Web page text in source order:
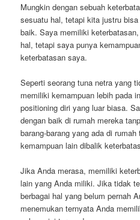
Mungkin dengan sebuah
sesuatu hal, tetapi kita justru
baik. Saya memiliki
hal, tetapi saya punya
keterbatasan saya.
Seperti seorang tuna netra yang
memiliki kemampuan lebih pada
positioning diri yang luar biasa.
dengan baik di rumah mereka
barang-barang yang ada di
kemampuan lain dibalik
Jika Anda merasa, memiliki
lain yang Anda miliki. Jika tidak
berbagai hal yang belum pernah
menemukan ternyata Anda